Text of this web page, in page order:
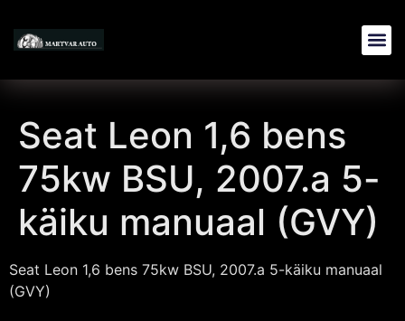
Seat Leon 1,6 bens
75kw BSU, 2007.a 5-
käiku manuaal (GVY)
Seat Leon 1,6 bens 75kw BSU, 2007.a 5-käiku manuaal
(GVY)